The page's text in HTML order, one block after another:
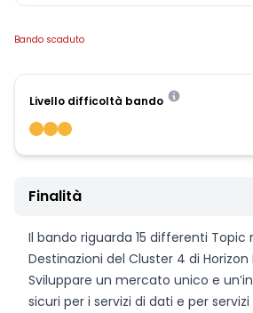
Bando scaduto
Livello difficoltà bando
Finalità
Il bando riguarda 15 differenti Topic
Destinazioni del Cluster 4 di Horizon
Sviluppare un mercato unico e
sicuri per i servizi di dati e per